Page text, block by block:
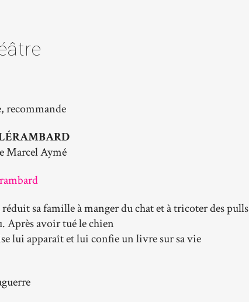
recommande
Marcel Aymé
sa famille à manger du chat et à tricoter des pulls
Après avoir tué le chien
lui apparaît et lui confie un livre sur sa vie